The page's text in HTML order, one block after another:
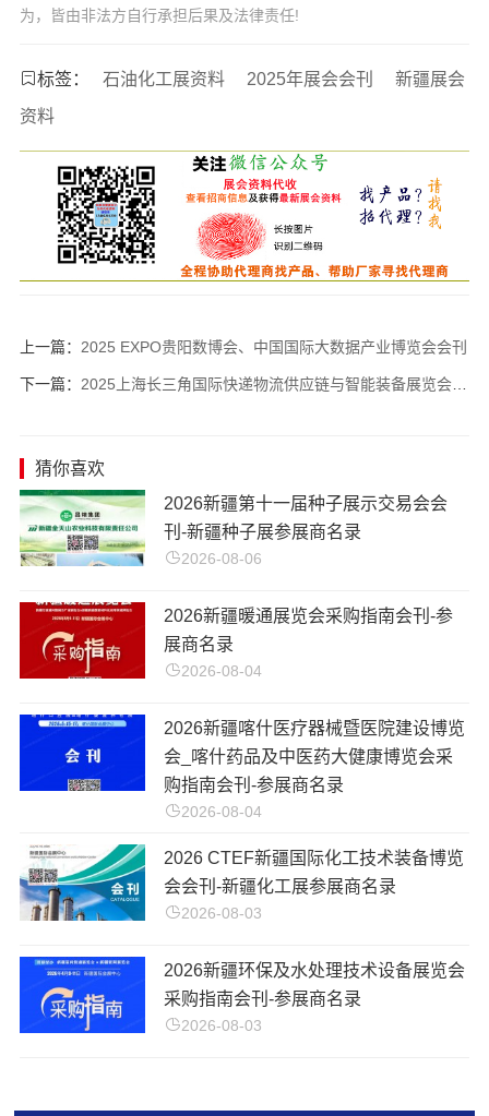
为，皆由非法方自行承担后果及法律责任!
标签： 石油化工展资料 2025年展会会刊
新疆展会
资料
上一篇： 2025 EXPO贵阳数博会、中国国际大数据产业博览会会刊
下一篇： 2025上海长三角国际快递物流供应链与智能装备展览会会刊-参展商名录
猜你喜欢
2026新疆第十一届种子展示交易会会
刊-新疆种子展参展商名录
2026-08-06
2026新疆暖通展览会采购指南会刊-参
展商名录
2026-08-04
2026新疆喀什医疗器械暨医院建设博览
会_喀什药品及中医药大健康博览会采
购指南会刊-参展商名录
2026-08-04
2026 CTEF新疆国际化工技术装备博览
会会刊-新疆化工展参展商名录
2026-08-03
2026新疆环保及水处理技术设备展览会
采购指南会刊-参展商名录
2026-08-03